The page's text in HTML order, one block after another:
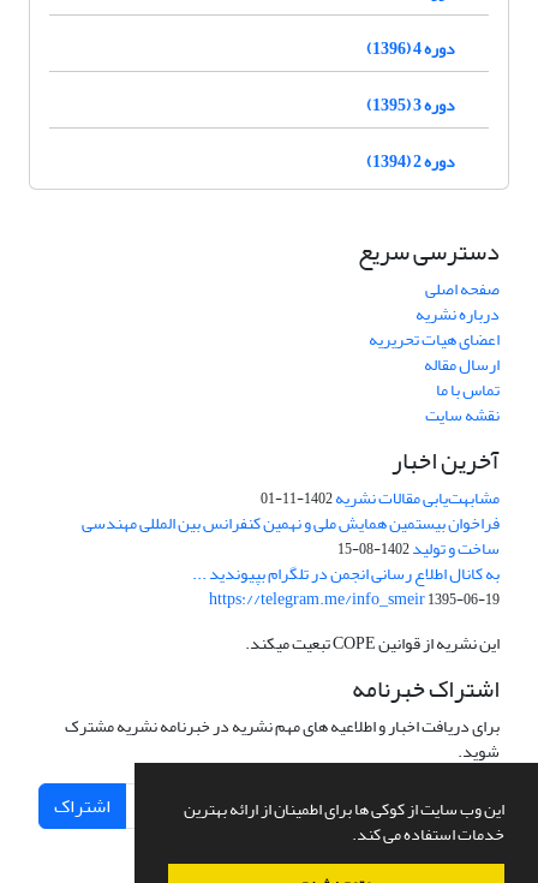
این وب سایت از کوکی ها برای اطمینان از ارائه بهترین
خدمات استفاده می کند.
دوره 4 (1396)
دوره 3 (1395)
دوره 2 (1394)
دسترسی سریع
صفحه اصلی
درباره نشریه
اعضای هیات تحریریه
ارسال مقاله
تماس با ما
نقشه سایت
آخرین اخبار
مشابهت‌یابی مقالات نشریه1402-11-01
فراخوان بیستمین همایش ملی و نهمین کنفرانس بین المللی مهندسی
ساخت و تولید1402-08-15
به کانال اطلاع رسانی انجمن در تلگرام بپیوندید ...
https://telegram.me/info_smeir1395-06-19
این نشریه از قوانین COPE تبعیت میکند.
اشتراک خبرنامه
برای دریافت اخبار و اطلاعیه های مهم نشریه در خبرنامه نشریه مشترک
شوید.
اشتراک